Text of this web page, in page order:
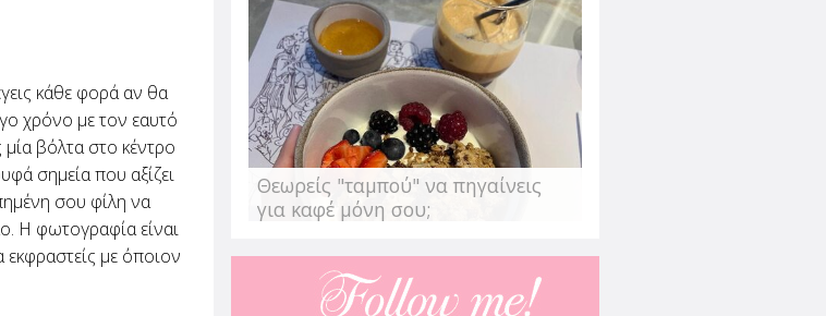
κάθε φορά αν θα
χρόνο με τον εαυτό
βόλτα στο κέντρο
σημεία που αξίζει
σου φίλη να
Η φωτογραφία είναι
εκφραστείς με όποιον
Θεωρείς "ταμπού" να πηγαίνεις
για καφέ μόνη σου;